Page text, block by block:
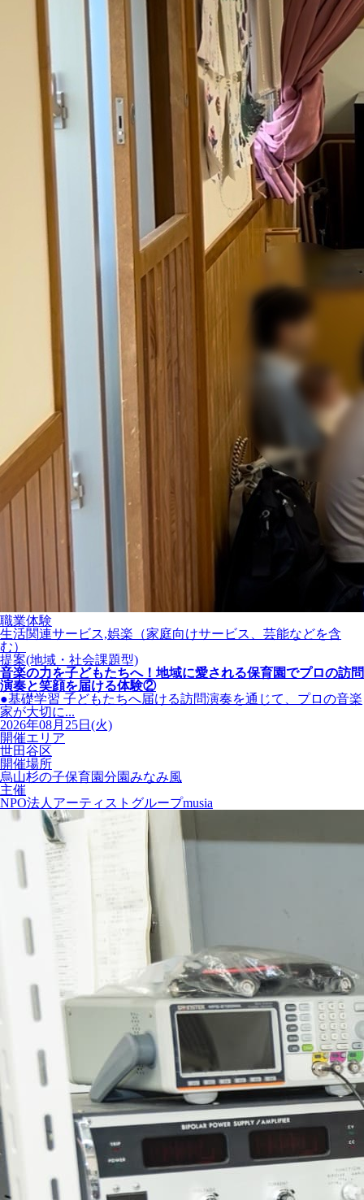
職業体験
生活関連サービス,娯楽（家庭向けサービス、芸能などを含
む）
提案(地域・社会課題型)
音楽の力を子どもたちへ！地域に愛される保育園でプロの訪問
演奏と笑顔を届ける体験②
●基礎学習 子どもたちへ届ける訪問演奏を通じて、プロの音楽
家が大切に...
2026年08月25日(火)
開催エリア
世田谷区
開催場所
烏山杉の子保育園分園みなみ風
主催
NPO法人アーティストグループmusia